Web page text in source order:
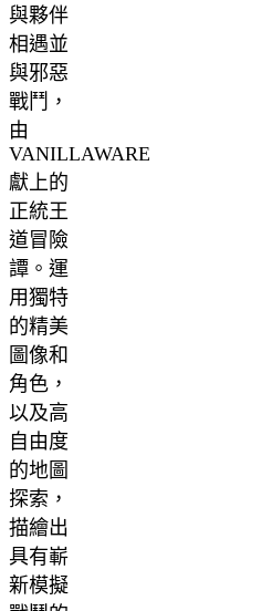
與夥伴
相遇並
與邪惡
戰鬥，
由
VANILLAWARE
獻上的
正統王
道冒險
譚。運
用獨特
的精美
圖像和
角色，
以及高
自由度
的地圖
探索，
描繪出
具有嶄
新模擬